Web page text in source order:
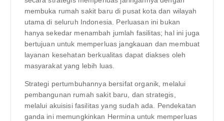
membuka rumah sakit baru di pusat kota dan wilayah
utama di seluruh Indonesia. Perluasan ini bukan
hanya sekedar menambah jumlah fasilitas; hal ini juga
bertujuan untuk memperluas jangkauan dan membuat
layanan kesehatan berkualitas dapat diakses oleh
masyarakat yang lebih luas.
Strategi pertumbuhannya bersifat organik, melalui
pembangunan rumah sakit baru, dan strategis,
melalui akuisisi fasilitas yang sudah ada. Pendekatan
ganda ini memungkinkan Hermina untuk memperluas